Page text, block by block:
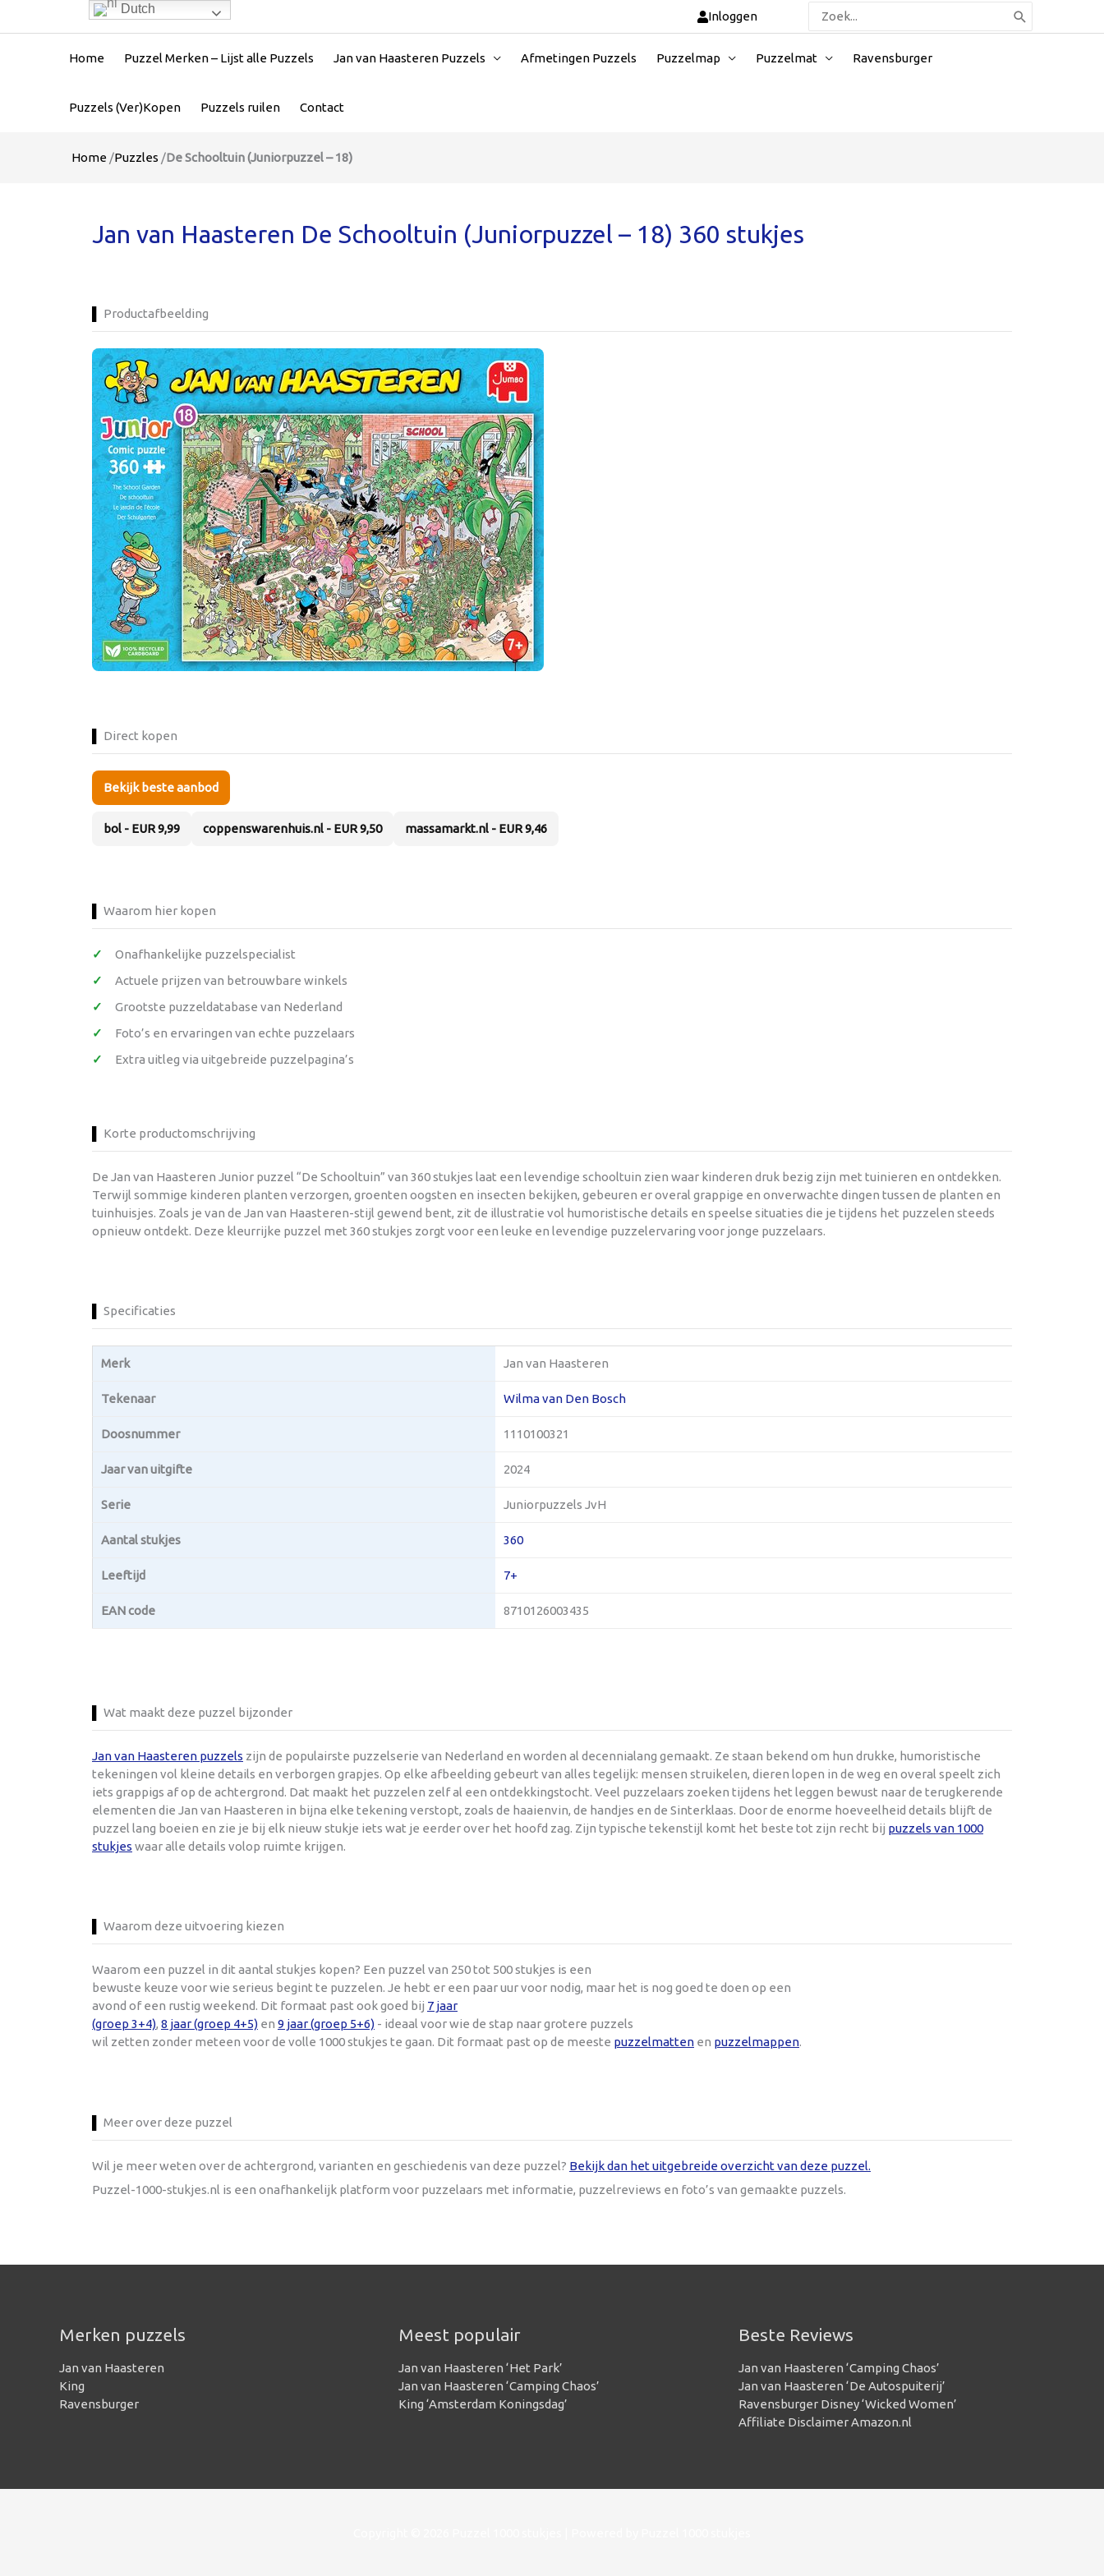
Inloggen
Zoeken
naar:
Home Puzzel Merken – Lijst alle Puzzels Jan van Haasteren Puzzels Afmetingen Puzzels Puzzelmap Puzzelmat Ravensburger
Puzzels (Ver)Kopen Puzzels ruilen Contact
Home /Puzzles /De Schooltuin (Juniorpuzzel – 18)
Jan van Haasteren De Schooltuin (Juniorpuzzel – 18) 360 stukjes
Productafbeelding
Direct kopen
Bekijk beste aanbod
bol - EUR 9,99 coppenswarenhuis.nl - EUR 9,50 massamarkt.nl - EUR 9,46
Waarom hier kopen
Onafhankelijke puzzelspecialist
Actuele prijzen van betrouwbare winkels
Grootste puzzeldatabase van Nederland
Foto’s en ervaringen van echte puzzelaars
Extra uitleg via uitgebreide puzzelpagina’s
Korte productomschrijving
De Jan van Haasteren Junior puzzel “De Schooltuin” van 360 stukjes laat een levendige schooltuin zien waar kinderen druk bezig zijn met tuinieren en ontdekken.
Terwijl sommige kinderen planten verzorgen, groenten oogsten en insecten bekijken, gebeuren er overal grappige en onverwachte dingen tussen de planten en
tuinhuisjes. Zoals je van de Jan van Haasteren-stijl gewend bent, zit de illustratie vol humoristische details en speelse situaties die je tijdens het puzzelen steeds
opnieuw ontdekt. Deze kleurrijke puzzel met 360 stukjes zorgt voor een leuke en levendige puzzelervaring voor jonge puzzelaars.
Specificaties
Merk Jan van Haasteren
Tekenaar Wilma van Den Bosch
Doosnummer 1110100321
Jaar van uitgifte 2024
Serie Juniorpuzzels JvH
Aantal stukjes 360
Leeftijd 7+
EAN code 8710126003435
Wat maakt deze puzzel bijzonder
Jan van Haasteren puzzels zijn de populairste puzzelserie van Nederland en worden al decennialang gemaakt. Ze staan bekend om hun drukke, humoristische
tekeningen vol kleine details en verborgen grapjes. Op elke afbeelding gebeurt van alles tegelijk: mensen struikelen, dieren lopen in de weg en overal speelt zich
iets grappigs af op de achtergrond. Dat maakt het puzzelen zelf al een ontdekkingstocht. Veel puzzelaars zoeken tijdens het leggen bewust naar de terugkerende
elementen die Jan van Haasteren in bijna elke tekening verstopt, zoals de haaienvin, de handjes en de Sinterklaas. Door de enorme hoeveelheid details blijft de
puzzel lang boeien en zie je bij elk nieuw stukje iets wat je eerder over het hoofd zag. Zijn typische tekenstijl komt het beste tot zijn recht bij puzzels van 1000
stukjes waar alle details volop ruimte krijgen.
Waarom deze uitvoering kiezen
Waarom een puzzel in dit aantal stukjes kopen? Een puzzel van 250 tot 500 stukjes is een
bewuste keuze voor wie serieus begint te puzzelen. Je hebt er een paar uur voor nodig, maar het is nog goed te doen op een
avond of een rustig weekend. Dit formaat past ook goed bij 7 jaar
(groep 3+4), 8 jaar (groep 4+5) en 9 jaar (groep 5+6) - ideaal voor wie de stap naar grotere puzzels
wil zetten zonder meteen voor de volle 1000 stukjes te gaan. Dit formaat past op de meeste puzzelmatten en puzzelmappen.
Meer over deze puzzel
Wil je meer weten over de achtergrond, varianten en geschiedenis van deze puzzel? Bekijk dan het uitgebreide overzicht van deze puzzel.
Puzzel-1000-stukjes.nl is een onafhankelijk platform voor puzzelaars met informatie, puzzelreviews en foto’s van gemaakte puzzels.
Merken puzzels
Jan van Haasteren
King
Ravensburger
Meest populair
Jan van Haasteren ‘Het Park’
Jan van Haasteren ‘Camping Chaos’
King ‘Amsterdam Koningsdag’
Beste Reviews
Jan van Haasteren ‘Camping Chaos’
Jan van Haasteren ‘De Autospuiterij’
Ravensburger Disney ‘Wicked Women’
Affiliate Disclaimer Amazon.nl
Dutch